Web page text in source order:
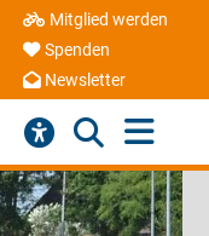
Mitglied werden
Spenden
Newsletter